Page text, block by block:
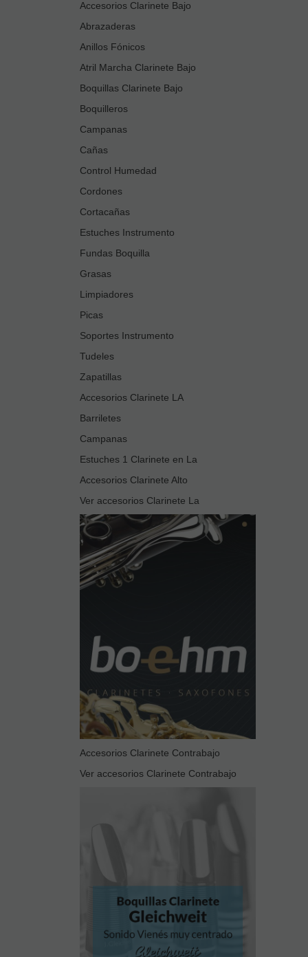
Accesorios Clarinete Bajo
Abrazaderas
Anillos Fónicos
Atril Marcha Clarinete Bajo
Boquillas Clarinete Bajo
Boquilleros
Campanas
Cañas
Control Humedad
Cordones
Cortacañas
Estuches Instrumento
Fundas Boquilla
Grasas
Limpiadores
Picas
Soportes Instrumento
Tudeles
Zapatillas
Accesorios Clarinete LA
Barriletes
Campanas
Estuches 1 Clarinete en La
Accesorios Clarinete Alto
Ver accesorios Clarinete La
Accesorios Clarinete Contrabajo
Ver accesorios Clarinete Contrabajo